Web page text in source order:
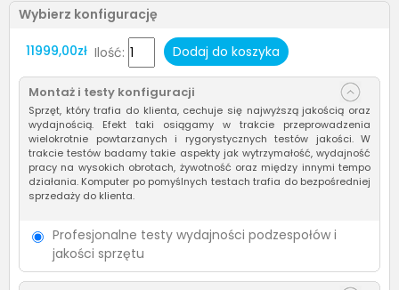
Wybierz konfigurację
11999,00zł Ilość: Dodaj do koszyka
Montaż i testy konfiguracji
Sprzęt, który trafia do klienta, cechuje się najwyższą jakością oraz
wydajnością. Efekt taki osiągamy w trakcie przeprowadzenia
wielokrotnie powtarzanych i rygorystycznych testów jakości. W
trakcie testów badamy takie aspekty jak wytrzymałość, wydajność
pracy na wysokich obrotach, żywotność oraz między innymi tempo
działania. Komputer po pomyślnych testach trafia do bezpośredniej
sprzedaży do klienta.
Profesjonalne testy wydajności podzespołów i
jakości sprzętu